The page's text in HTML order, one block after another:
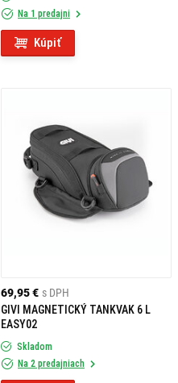
Na 1 predajni
Kúpiť
69,95 € s DPH
GIVI MAGNETICKÝ TANKVAK 6 L
EASY02
Skladom
Na 2 predajniach